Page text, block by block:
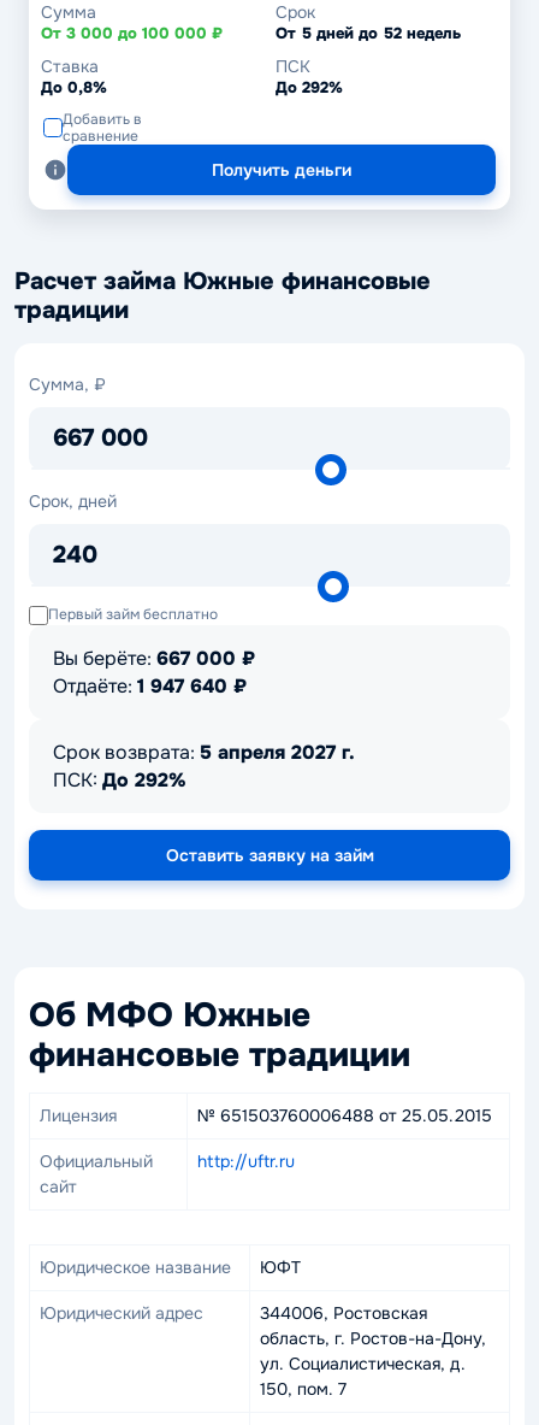
Сумма
От 3 000 до 100 000 ₽
Срок
От 5 дней до 52 недель
Ставка
До 0,8%
ПСК
До 292%
Добавить в
сравнение
Получить деньги
Расчет займа Южные финансовые
традиции
Сумма, ₽
667 000
Сумма,
Срок, дней
240
Срок,
Первый займ бесплатно
Вы берёте: 667 000 ₽
Отдаёте: 1 947 640 ₽
Срок возврата: 5 апреля 2027 г.
ПСК: До 292%
Оставить заявку на займ
Об МФО Южные
финансовые традиции
Лицензия № 651503760006488 от 25.05.2015
Официальный
сайт
http://uftr.ru
Юридическое название ЮФТ
Юридический адрес
344006, Ростовская
область, г. Ростов-на-Дону,
ул. Социалистическая, д.
150, пом. 7